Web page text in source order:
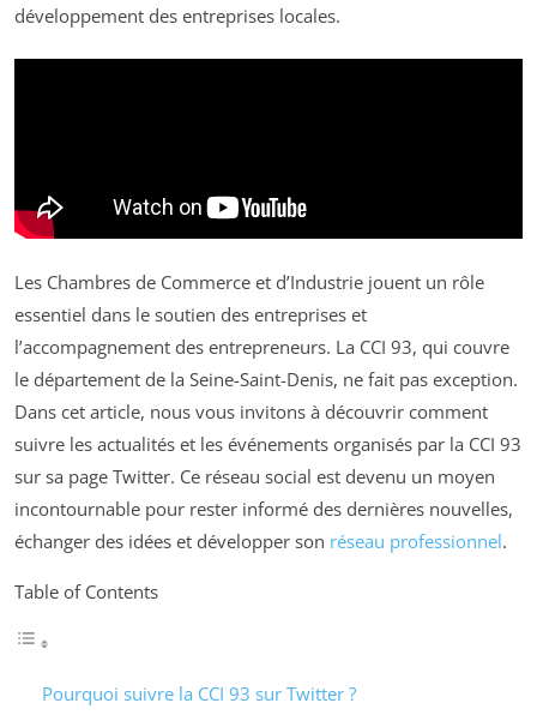
développement des entreprises locales.
Les Chambres de Commerce et d’Industrie jouent un rôle
essentiel dans le soutien des entreprises et
l’accompagnement des entrepreneurs. La CCI 93, qui couvre
le département de la Seine-Saint-Denis, ne fait pas exception.
Dans cet article, nous vous invitons à découvrir comment
suivre les actualités et les événements organisés par la CCI 93
sur sa page Twitter. Ce réseau social est devenu un moyen
incontournable pour rester informé des dernières nouvelles,
échanger des idées et développer son réseau professionnel.
Table of Contents
Pourquoi suivre la CCI 93 sur Twitter ?